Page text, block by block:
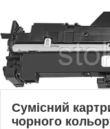
Сумісний
чорного